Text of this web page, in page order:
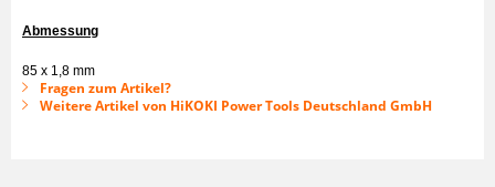
Abmessung
85 x 1,8 mm
Fragen zum Artikel?
Weitere Artikel von HiKOKI Power Tools Deutschland GmbH